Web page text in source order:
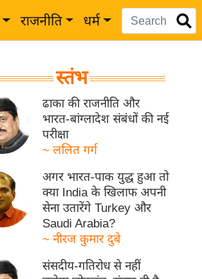
राजनीति धर्म
स्तंभ
ढाका की राजनीति और
भारत-बांग्लादेश संबंधों की नई
परीक्षा
~ ललित गर्ग
अगर भारत-पाक युद्ध हुआ तो
क्या India के खिलाफ अपनी
सेना उतारेंगे Turkey और
Saudi Arabia?
~ नीरज कुमार दुबे
संसदीय-गतिरोध से नहीं